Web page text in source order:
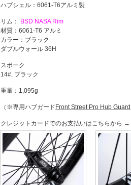
ハブシェル：6061-T6アルミ製
リム：
BSD NASA Rim
材質：6061-T6 アルミ
カラー：ブラック
ダブルウォール 36H
スポーク
14#, ブラック
重量：1,095g
（※専用ハブガード Front Street Pro Hub Guard
クレジットカードでのお支払いはこちらから →